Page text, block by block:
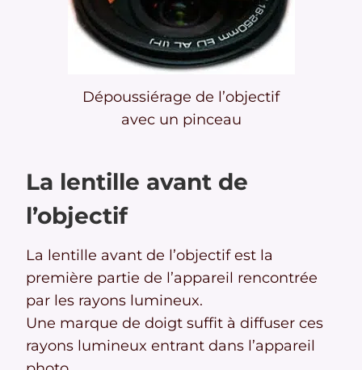
Dépoussiérage de l’objectif
avec un pinceau
La lentille avant de
l’objectif
La lentille avant de l’objectif est la
première partie de l’appareil rencontrée
par les rayons lumineux.
Une marque de doigt suffit à diffuser ces
rayons lumineux entrant dans l’appareil